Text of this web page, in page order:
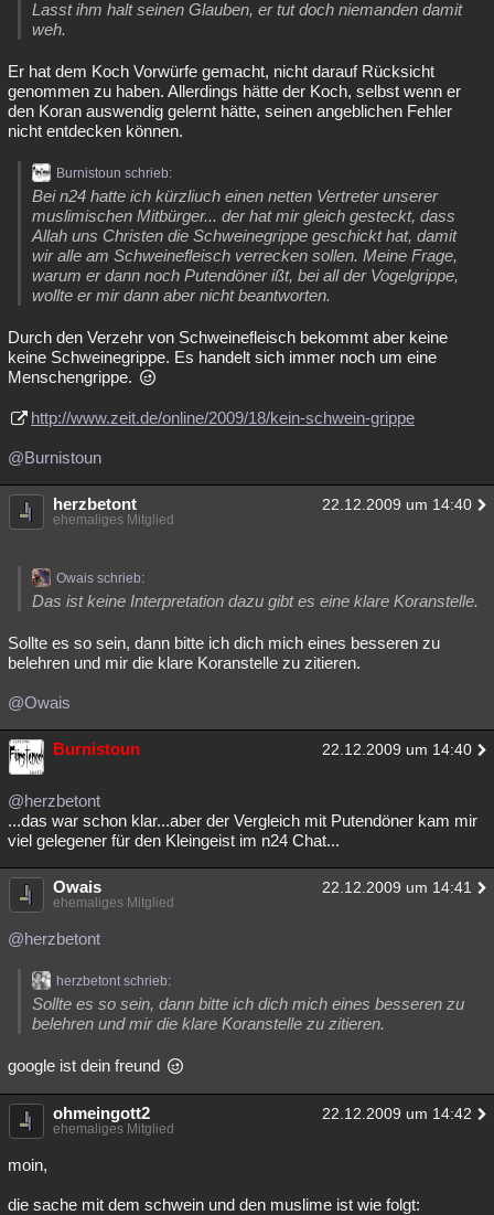
Lasst ihm halt seinen Glauben, er tut doch niemanden damit
weh.
Er hat dem Koch Vorwürfe gemacht, nicht darauf Rücksicht
genommen zu haben. Allerdings hätte der Koch, selbst wenn er
den Koran auswendig gelernt hätte, seinen angeblichen Fehler
nicht entdecken können.
Burnistoun schrieb:
Bei n24 hatte ich kürzliuch einen netten Vertreter unserer
muslimischen Mitbürger... der hat mir gleich gesteckt, dass
Allah uns Christen die Schweinegrippe geschickt hat, damit
wir alle am Schweinefleisch verrecken sollen. Meine Frage,
warum er dann noch Putendöner ißt, bei all der Vogelgrippe,
wollte er mir dann aber nicht beantworten.
Durch den Verzehr von Schweinefleisch bekommt aber keine
keine Schweinegrippe. Es handelt sich immer noch um eine
Menschengrippe.
http://www.zeit.de/online/2009/18/kein-schwein-grippe
@Burnistoun
herzbetont 22.12.2009 um 14:40
ehemaliges Mitglied
Owais schrieb:
Das ist keine Interpretation dazu gibt es eine klare Koranstelle.
Sollte es so sein, dann bitte ich dich mich eines besseren zu
belehren und mir die klare Koranstelle zu zitieren.
@Owais
Burnistoun 22.12.2009 um 14:40
@herzbetont
...das war schon klar...aber der Vergleich mit Putendöner kam mir
viel gelegener für den Kleingeist im n24 Chat...
Owais 22.12.2009 um 14:41
ehemaliges Mitglied
@herzbetont
herzbetont schrieb:
Sollte es so sein, dann bitte ich dich mich eines besseren zu
belehren und mir die klare Koranstelle zu zitieren.
google ist dein freund
ohmeingott2 22.12.2009 um 14:42
ehemaliges Mitglied
moin,
die sache mit dem schwein und den muslime ist wie folgt: